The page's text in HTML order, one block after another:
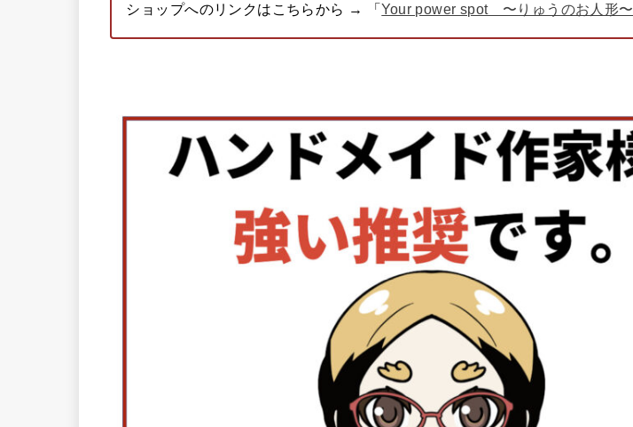
ショップへのリンクはこちらから → 「Your power spot 〜りゅうのお人形〜